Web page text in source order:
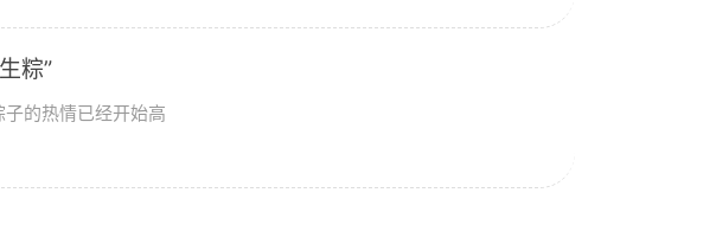
粽”
的热情已经开始高